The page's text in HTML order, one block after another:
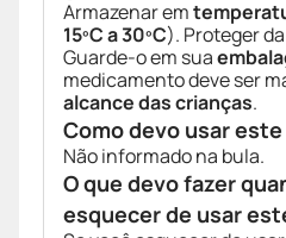
Armazenar em
15ºC a 30ºC). Proteger da
Guarde-o em sua
medicamento deve ser
alcance das crianças.
Como devo usar
Não informado na bula.
O que devo fazer
esquecer de usar